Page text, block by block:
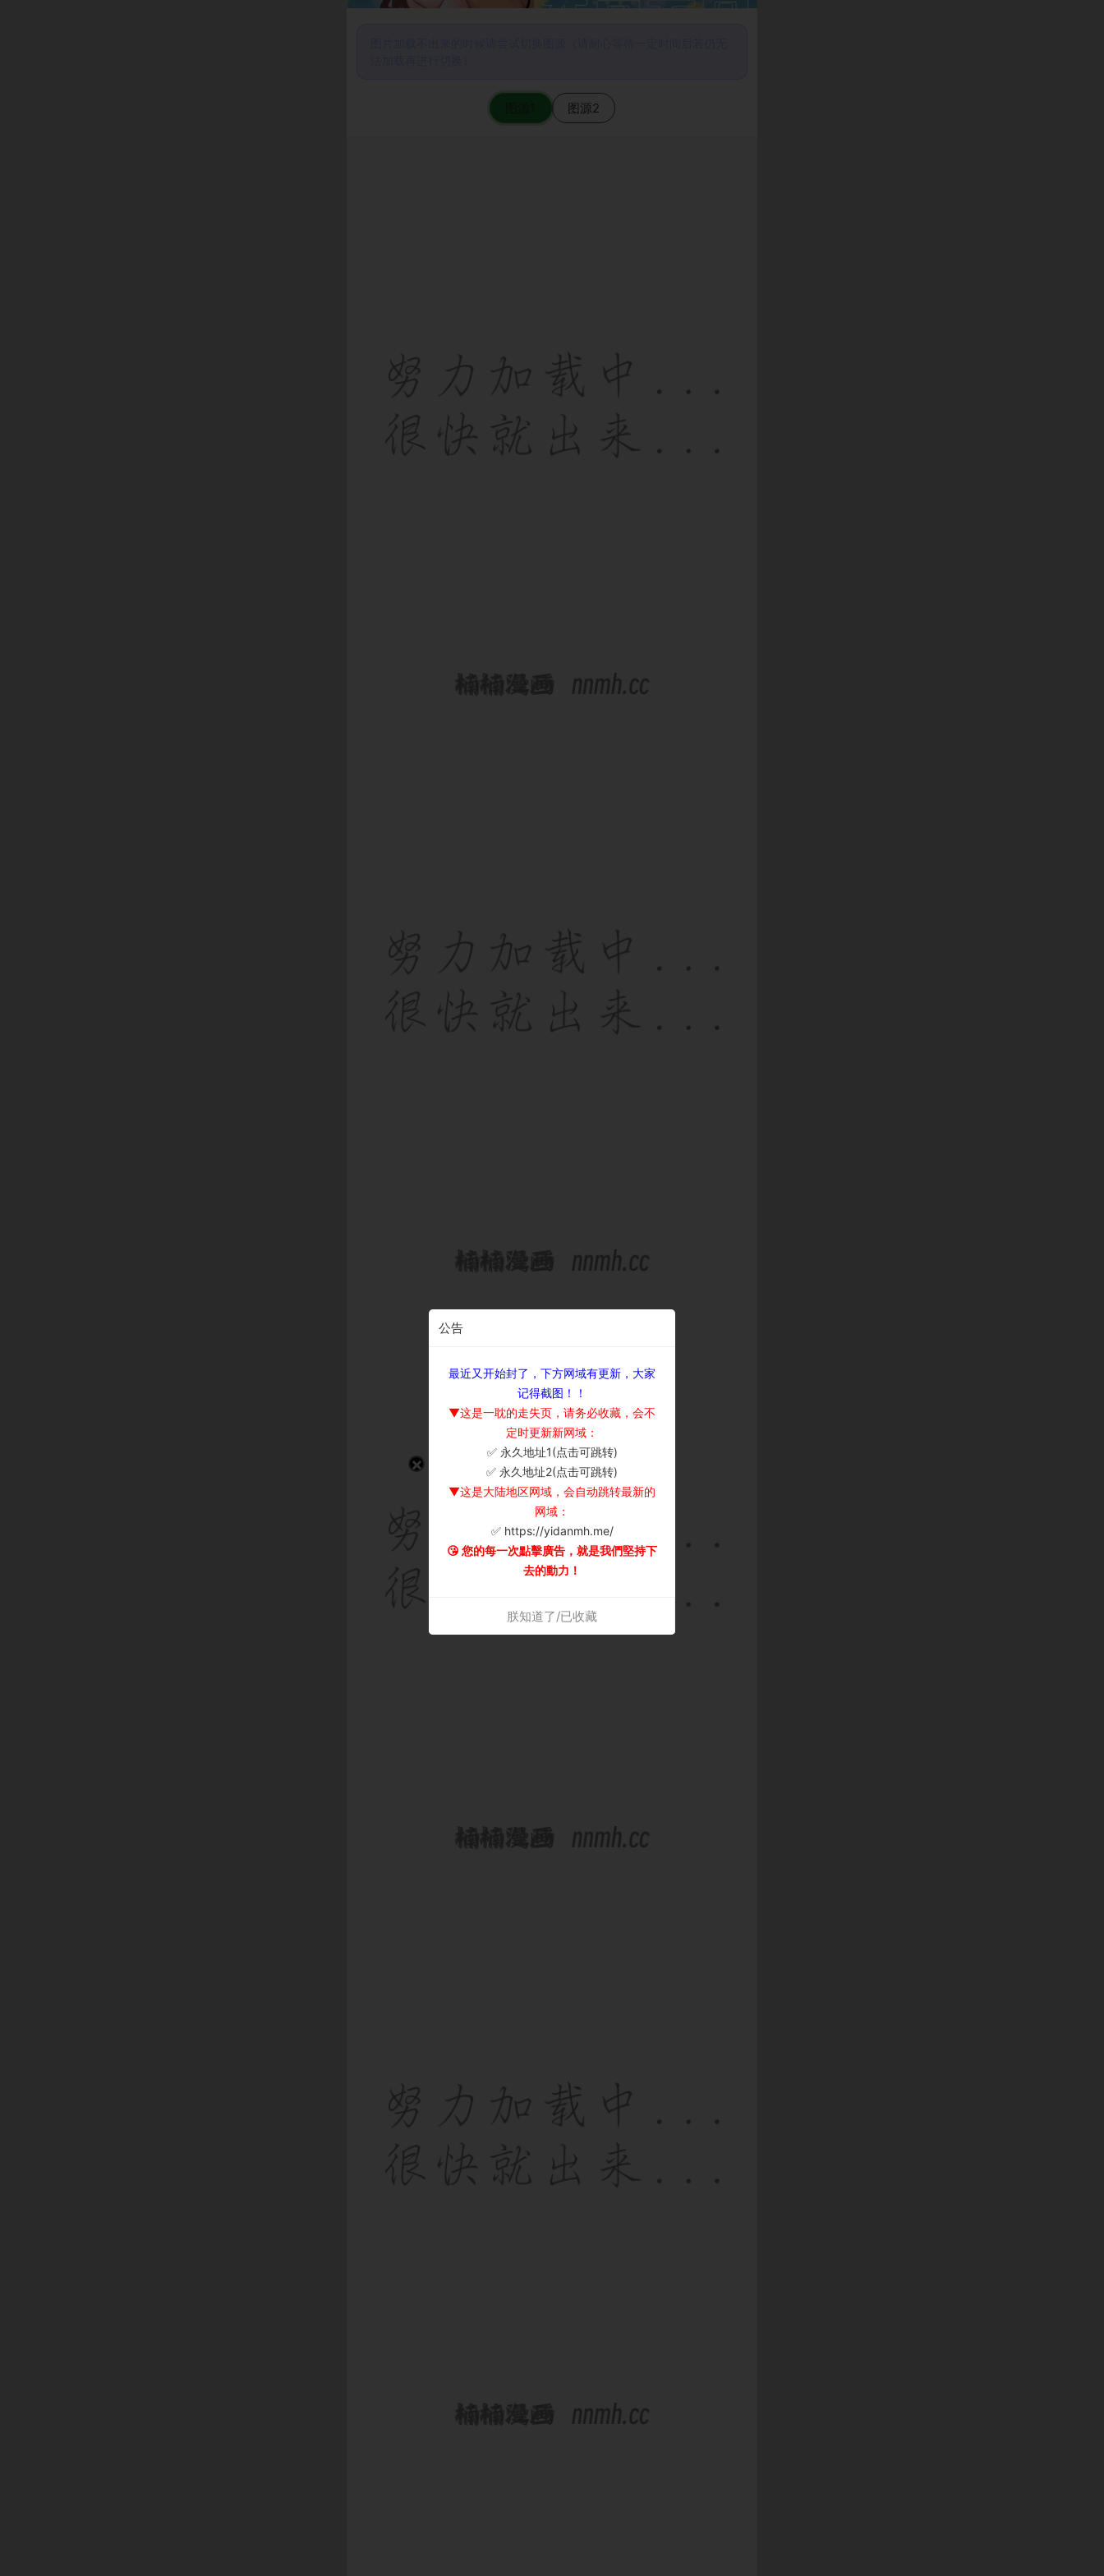
图源2
公告
最近又开始封了，下方网域有更新，大家
记得截图！！
▼这是一耽的走失页，请务必收藏，会不
定时更新新网域：
✅ 永久地址1(点击可跳转)
✅ 永久地址2(点击可跳转)
▼这是大陆地区网域，会自动跳转最新的
网域：
✅ https://yidanmh.me/
😘 您的每一次點擊廣告，就是我們堅持下
去的動力！
朕知道了/已收藏
×